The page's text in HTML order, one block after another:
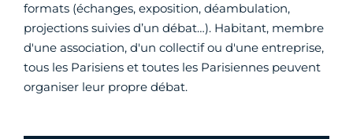
formats (échanges, exposition, déambulation,
projections suivies d’un débat…). Habitant, membre
d'une association, d'un collectif ou d'une entreprise,
tous les Parisiens et toutes les Parisiennes peuvent
organiser leur propre débat.